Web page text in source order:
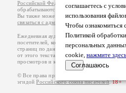
соглашаетесь с
использования
Чтобы ознакомиться
Политикой обработки
персональных
cookie, нажмите
Соглашаюсь
Российской Федерации
обрабатываются на основанииПолитики
Вы также можете посмотреть более
связаться с администрацией
Ежедневная аудитория портала Проза.ру –
посетителей, которые в общей сумме
страниц по данным счетчика
от этого текста. В каждой графе указано
просмотров и количество посетителей.
© Все права принадлежат авторам, 2000-
эгидойРоссийского союза писателей.18+